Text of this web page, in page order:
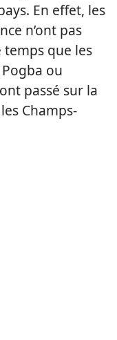
En effet, les
n’ont pas
que les
ou
passé sur la
Champs-